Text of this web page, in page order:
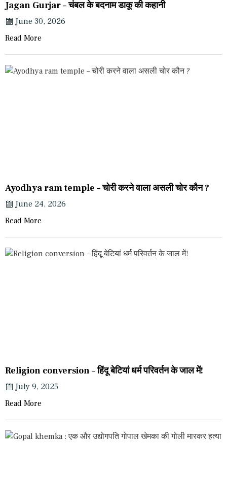
Jagan Gurjar – चंबल के बदनाम डाकू की कहानी
June 30, 2026
Read More
Ayodhya ram temple – चोरी करने वाला असली चोर कौन ?
June 24, 2026
Read More
Religion conversion – हिंदू बेटियां धर्म परिवर्तन के जाल में!
July 9, 2025
Read More